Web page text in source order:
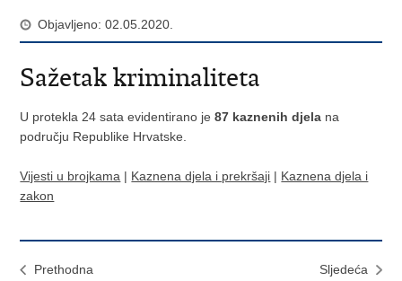
Objavljeno: 02.05.2020.
Sažetak kriminaliteta
U protekla 24 sata evidentirano je87 kaznenih djela na
području Republike Hrvatske.
Vijesti u brojkama | Kaznena djela i prekršaji | Kaznena djela i
zakon
Prethodna
Sljedeća